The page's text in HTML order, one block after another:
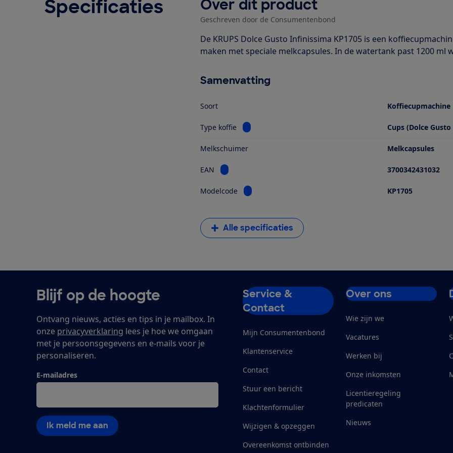
Specificaties Over dit product
Geschreven door de Consumentenbond
De KRUPS Dolce Gusto Infinissima KP1705 is een
maken met speciale melkcapsules. In de watertank past 1200 ml
Samenvatting
Soort Koffiecupmachine
Type koffie Bekijk informatie voor Type koffie Cups (Dolce Gusto
Melkschuimer Melkcapsules
EAN Bekijk informatie voor EAN 3700342431032
Modelcode Bekijk informatie voor Modelcode KP1705
Alle specificaties
Blijf op de hoogte
Ontvang nieuws, acties en tips in je mailbox. In
onze privacyverklaring lees je hoe we omgaan
met je persoonsgegevens en e-mails voor je
personaliseren.
E-mailadres
Ik meld me aan
Service &
Contact
Mijn Consumentenbond
Klantenservice
Contact
Stuur een bericht
Klachtenformulier
Wijzigen & opzeggen
Overeenkomst ontbinden
Over ons
Wie zijn we
Vacatures
Werken bij
Onze inkomsten
Licentieregeling
predicaten
Nieuws